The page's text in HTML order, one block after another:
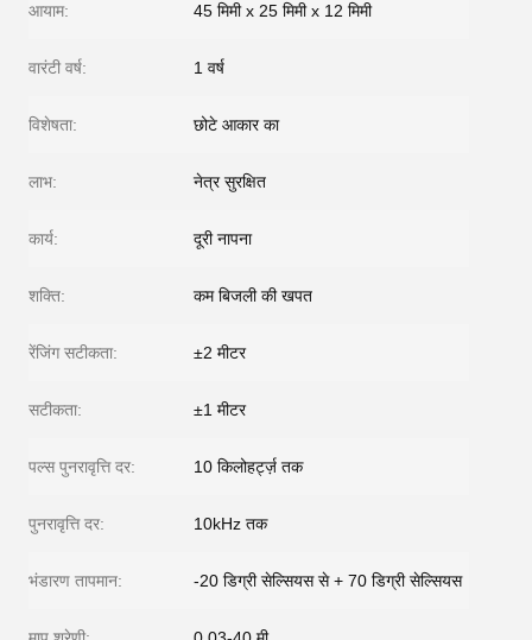
आयाम: 45 मिमी x 25 मिमी x 12 मिमी
वारंटी वर्ष: 1 वर्ष
विशेषता: छोटे आकार का
लाभ: नेत्र सुरक्षित
कार्य: दूरी नापना
शक्ति: कम बिजली की खपत
रेंजिंग सटीकता: ±2 मीटर
सटीकता: ±1 मीटर
पल्स पुनरावृत्ति दर: 10 किलोहर्ट्ज़ तक
पुनरावृत्ति दर: 10kHz तक
भंडारण तापमान: -20 डिग्री सेल्सियस से + 70 डिग्री सेल्सियस